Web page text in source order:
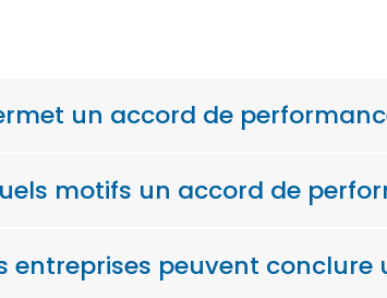
un accord de
motifs un accord de
entreprises peuvent